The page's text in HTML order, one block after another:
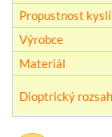
Propustnost
Výrobce
Materiál
Dioptrický rozsah